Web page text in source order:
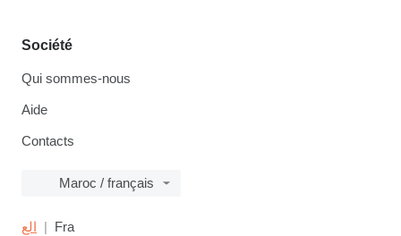
Société
Qui sommes-nous
Aide
Contacts
Maroc / français
الع Fra